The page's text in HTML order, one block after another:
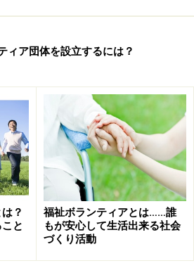
クレットとして、2005年11月には
て発売されました。単行本は、カ
ーティスト、マイケル・ニコル・
た印象的な絵と共に綴られていま
た坂本龍一さん、中島朋子さん、
た著名人からの「私にできるこ
えて「マイバッグを持つ」や「ペ
をやめる」など、地球環境のため
イディアも盛り込まれた構成とな
ィア団体を設立するには？
？
と
福祉ボランティアとは……誰
もが安心して生活出来る社会
づくり活動